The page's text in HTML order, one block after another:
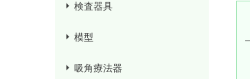
検査器具
模型
吸角療法器